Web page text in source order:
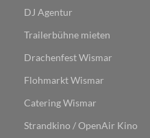
DJ Agentur
Trailerbühne mieten
Drachenfest Wismar
Flohmarkt Wismar​​​​​​
Catering Wismar
Strandkino / OpenAir Kino